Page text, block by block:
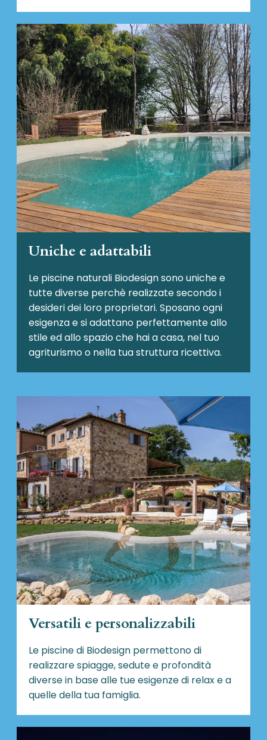
Uniche e adattabili
Le piscine naturali Biodesignsono uniche e
tutte diverse perchè realizzate secondo i
desideri dei loro proprietari. Sposano ogni
esigenza e si adattano perfettamente allo
stile ed allo spazio che hai a casa, nel tuo
agriturismo o nella tua struttura ricettiva.
Versatili e personalizzabili
Le piscine di Biodesign permettono di
realizzare spiagge, sedute e profondità
diverse in base alle tue esigenze di relax e a
quelle della tua famiglia.